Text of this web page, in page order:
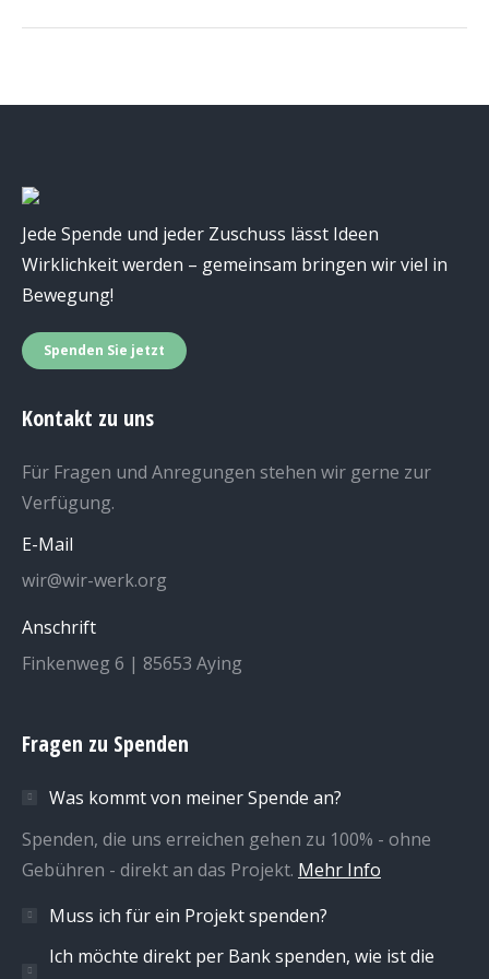
Jede Spende und jeder Zuschuss lässt Ideen
Wirklichkeit werden – gemeinsam bringen wir viel in
Bewegung!
Spenden Sie jetzt
Kontakt zu uns
Für Fragen und Anregungen stehen wir gerne zur
Verfügung.
E-Mail
wir@wir-werk.org
Anschrift
Finkenweg 6 | 85653 Aying
Fragen zu Spenden
Was kommt von meiner Spende an?
Spenden, die uns erreichen gehen zu 100% - ohne
Gebühren - direkt an das Projekt. Mehr Info
Muss ich für ein Projekt spenden?
Ich möchte direkt per Bank spenden, wie ist die